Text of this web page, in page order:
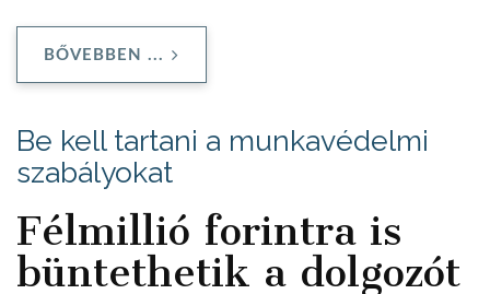
BŐVEBBEN ...
Be kell tartani a munkavédelmi
szabályokat
Félmillió forintra is
büntethetik a dolgozót